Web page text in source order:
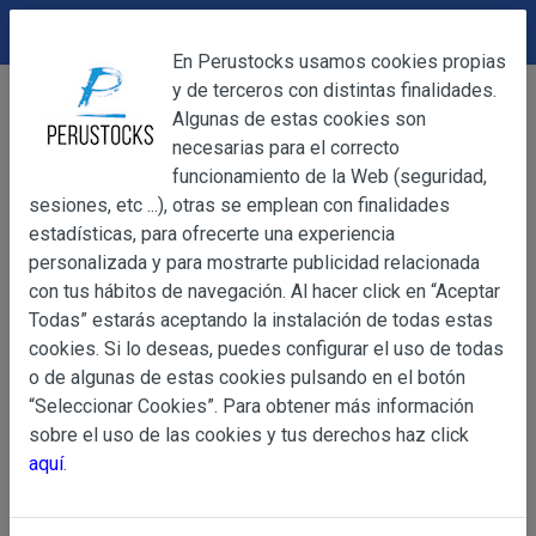
Accesorios
Pulseras
Pulsera de Abalorios Negros
OBJETO
Información
Básica
sobre
de Datos
OBJETO
Las presentes Condiciones Generales regulan la
web www.perustocks.es, del que es titular ALBERT
YACARINE (en adelante, PERUSTOCKS).
La adquisición de cualesquiera de los productos
DEVOLUCIONES
En Perustocks usamos cookies propias
y de terceros con distintas finalidades.
Algunas de estas cookies son
necesarias para el correcto
funcionamiento de la Web (seguridad,
sesiones, etc ...), otras se emplean con finalidades
estadísticas, para ofrecerte una experiencia
personalizada y para mostrarte publicidad relacionada
con tus hábitos de navegación. Al hacer click en “Aceptar
Todas” estarás aceptando la instalación de todas estas
cookies. Si lo deseas, puedes configurar el uso de todas
o de algunas de estas cookies pulsando en el botón
“Seleccionar Cookies”. Para obtener más información
sobre el uso de las cookies y tus derechos haz click
aquí.